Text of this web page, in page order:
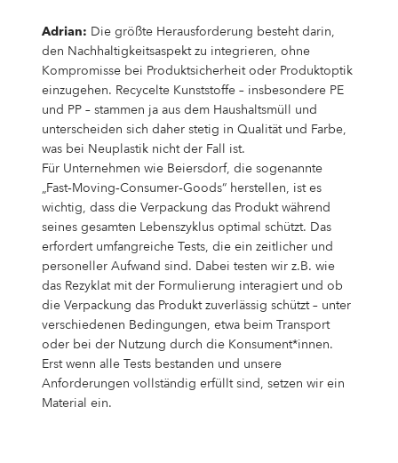
Adrian: Die größte Herausforderung besteht darin,
den Nachhaltigkeitsaspekt zu integrieren, ohne
Kompromisse bei Produktsicherheit oder Produktoptik
einzugehen. Recycelte Kunststoffe – insbesondere PE
und PP – stammen ja aus dem Haushaltsmüll und
unterscheiden sich daher stetig in Qualität und Farbe,
was bei Neuplastik nicht der Fall ist.
Für Unternehmen wie Beiersdorf, die sogenannte
„Fast‑Moving‑Consumer‑Goods“ herstellen, ist es
wichtig, dass die Verpackung das Produkt während
seines gesamten Lebenszyklus optimal schützt. Das
erfordert umfangreiche Tests, die ein zeitlicher und
personeller Aufwand sind. Dabei testen wir z.B. wie
das Rezyklat mit der Formulierung interagiert und ob
die Verpackung das Produkt zuverlässig schützt – unter
verschiedenen Bedingungen, etwa beim Transport
oder bei der Nutzung durch die Konsument*innen.
Erst wenn alle Tests bestanden und unsere
Anforderungen vollständig erfüllt sind, setzen wir ein
Material ein.